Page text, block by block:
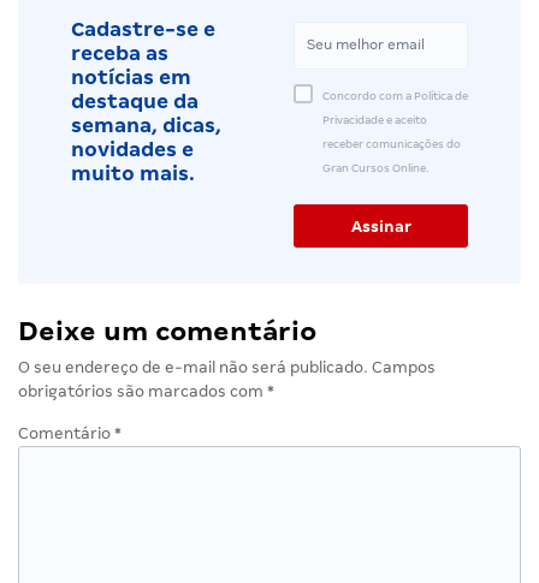
Cadastre-se e
receba as
notícias em
destaque da
semana, dicas,
novidades e
muito mais.
Concordo com a Política de
Privacidade e aceito
receber comunicações do
Gran Cursos Online.
Deixe um comentário
O seu endereço de e-mail não será publicado. Campos
obrigatórios são marcados com *
Comentário *